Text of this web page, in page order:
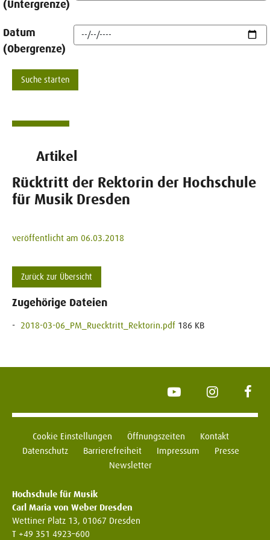
(Untergrenze)
Datum
(Obergrenze)
Artikel
Rücktritt der Rektorin der Hochschule
für Musik Dresden
veröffentlicht am 06.03.2018
Zurück zur Übersicht
Zugehörige Dateien
2018-03-06_PM_Ruecktritt_Rektorin.pdf 186 KB
YouTube Instagram
Cookie Einstellungen Öffnungszeiten
Kontakt
Datenschutz
Barrierefreiheit Impressum
Presse
Newsletter
Hochschule für Musik
Carl Maria von Weber Dresden
Wettiner Platz 13, 01067 Dresden
T +49 351 4923–600